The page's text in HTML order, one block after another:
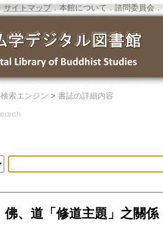
サイトマップ．本館について ． 諮問委員会 ．
検索エンジン > 書誌の詳細内容
佛、道「修道主題」之關係